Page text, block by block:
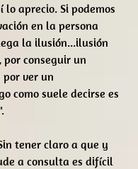
lo aprecio. Si podemos
en la persona
la ilusión...ilusión
por conseguir un
ver un
como suele decirse es
tener claro a que y
a consulta es difícil